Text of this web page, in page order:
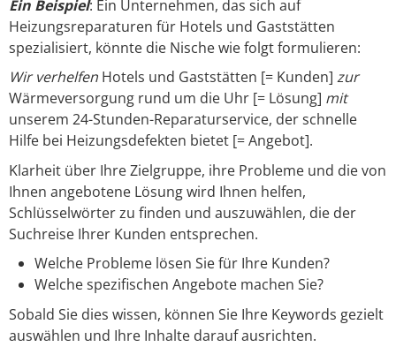
Ein Beispiel: Ein Unternehmen, das sich auf
Heizungsreparaturen für Hotels und Gaststätten
spezialisiert, könnte die Nische wie folgt formulieren:
Wir verhelfen Hotels und Gaststätten [= Kunden] zur
Wärmeversorgung rund um die Uhr [= Lösung] mit
unserem 24-Stunden-Reparaturservice, der schnelle
Hilfe bei Heizungsdefekten bietet [= Angebot].
Klarheit über Ihre Zielgruppe, ihre Probleme und die von
Ihnen angebotene Lösung wird Ihnen helfen,
Schlüsselwörter zu finden und auszuwählen, die der
Suchreise Ihrer Kunden entsprechen.
Welche Probleme lösen Sie für Ihre Kunden?
Welche spezifischen Angebote machen Sie?
Sobald Sie dies wissen, können Sie Ihre Keywords gezielt
auswählen und Ihre Inhalte darauf ausrichten.